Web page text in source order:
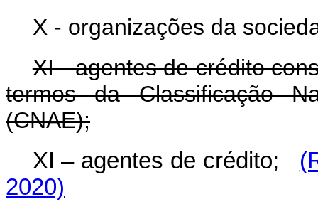
X - organizações da
XI - agentes de crédito
termos da Classificação
(CNAE);
XI – agentes de crédito;
2020)